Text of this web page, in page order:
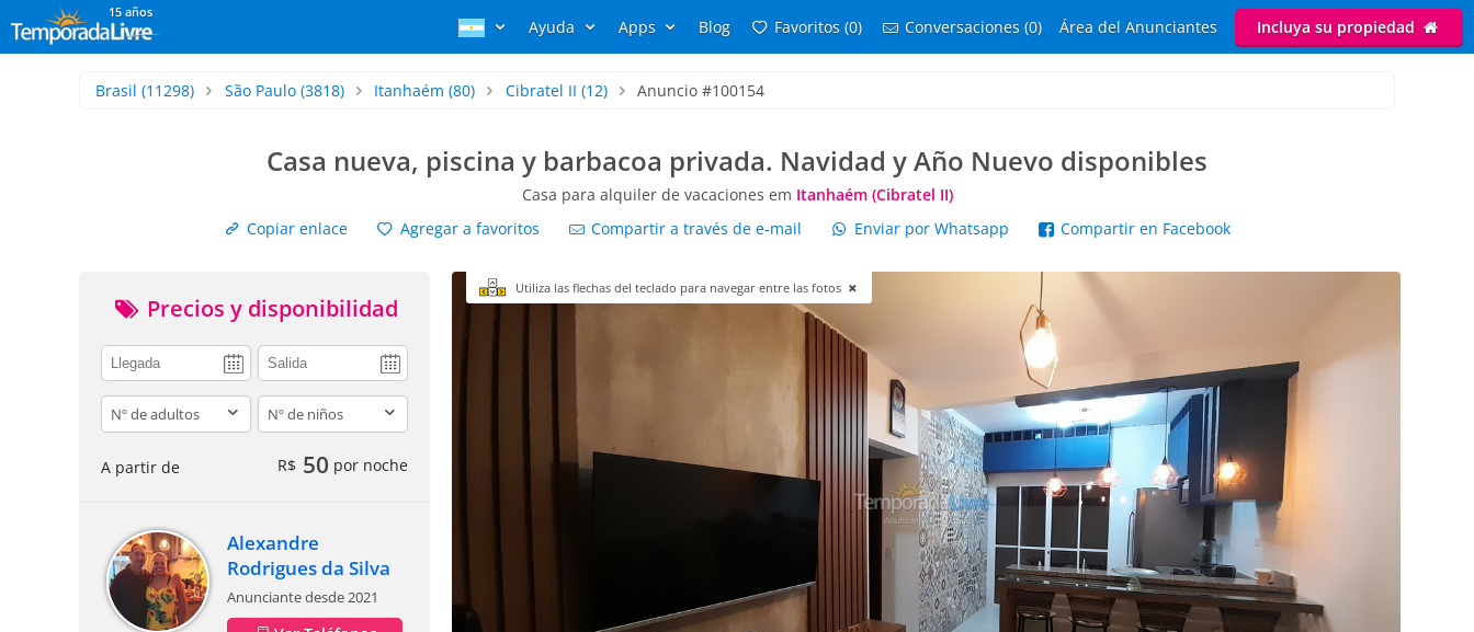
15 años
Ayuda Apps Blog Favoritos (0) Conversaciones (0) Área del Anunciantes Incluya su propiedad
Brasil (11298) São Paulo(3818) Itanhaém (80) Cibratel II (12) Anuncio #100154
Casa nueva, piscina y barbacoa privada. Navidad y Año Nuevo disponibles
Casa para alquiler de vacaciones em Itanhaém (Cibratel II)
Copiar enlace
Agregar a favoritos Compartir a través de e-mail Enviar por Whatsapp Compartir en Facebook
Precios y disponibilidad
adults children
A partir de R$ 50 por noche
Alexandre
Rodrigues da Silva
Anunciante desde 2021
Utiliza las flechas del teclado para navegar entre las fotos